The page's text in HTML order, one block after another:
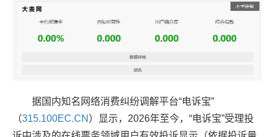
据国内知名网络消费纠纷调解平台“电诉宝”
（315.100EC.CN ）显示，2026年至今，“电诉宝”受理投